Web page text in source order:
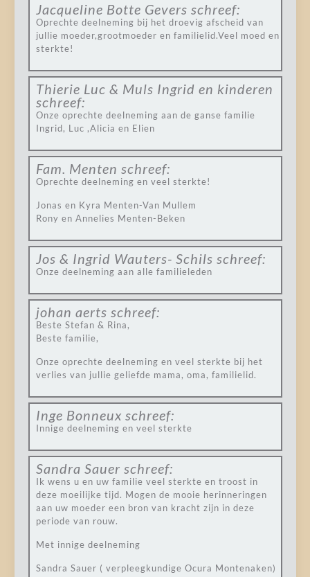
Jacqueline Botte Gevers schreef:
Oprechte deelneming bij het droevig afscheid van
jullie moeder,grootmoeder en familielid.Veel moed en
sterkte!
Thierie Luc & Muls Ingrid en kinderen
schreef:
Onze oprechte deelneming aan de ganse familie
Ingrid, Luc ,Alicia en Elien
Fam. Menten schreef:
Oprechte deelneming en veel sterkte!
Jonas en Kyra Menten-Van Mullem
Rony en Annelies Menten-Beken
Jos & Ingrid Wauters- Schils schreef:
Onze deelneming aan alle familieleden
johan aerts schreef:
Beste Stefan & Rina,
Beste familie,
Onze oprechte deelneming en veel sterkte bij het
verlies van jullie geliefde mama, oma, familielid.
Inge Bonneux schreef:
Innige deelneming en veel sterkte
Sandra Sauer schreef:
Ik wens u en uw familie veel sterkte en troost in
deze moeilijke tijd. Mogen de mooie herinneringen
aan uw moeder een bron van kracht zijn in deze
periode van rouw.
Met innige deelneming
Sandra Sauer ( verpleegkundige Ocura Montenaken)